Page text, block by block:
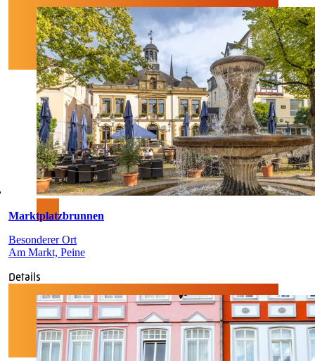
Marktplatzbrunnen
Besonderer Ort
Am Markt, Peine
Details